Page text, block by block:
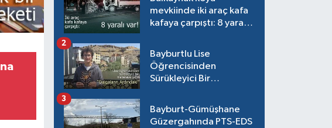
mevkiinde iki araç kafa
kafaya çarpıştı: 8 yaralı
Bayburtlu Lise
Öğrencisinden
Sürükleyici Bir
2
Bayburt-Gümüşhane
Güzergahında PTS-EDS
3